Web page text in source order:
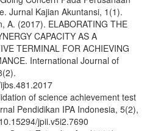
Jurnal Kajian Akuntansi, 1(1).
A. (2017). ELABORATING THE
CAPACITY AS A
TERMINAL FOR ACHIEVING
International Journal of
of science achievement test
Pendidikan IPA Indonesia, 5(2),
jpii.v5i2.7690